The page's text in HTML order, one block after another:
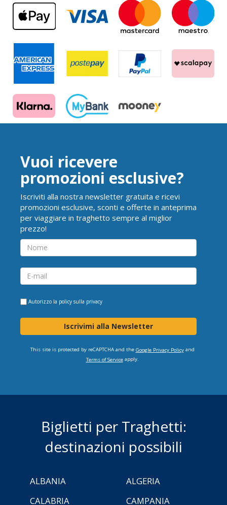
Vuoi ricevere
promozioni esclusive?
Iscriviti alla nostra newsletter gratuita e ricevi
promozioni esclusive, sconti e offerte in anteprima
per viaggiare in traghetto sempre al miglior
prezzo!
Autorizzo la policy sulla privacy
Iscrivimi alla Newsletter
This site is protected by reCAPTCHA and the Google Privacy Policyand
Terms of Serviceapply.
Biglietti per Traghetti:
destinazioni possibili
ALBANIA
ALGERIA
CALABRIA
CAMPANIA